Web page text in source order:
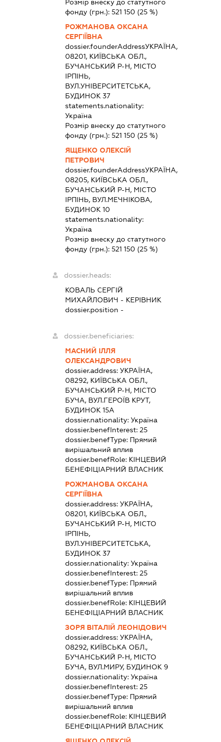
Розмір внеску до статутного
фонду (грн.): 521 150 (25 %)
РОЖМАНОВА ОКСАНА
СЕРГІЇВНА
dossier.founderAddressУКРАЇНА,
08201, КИЇВСЬКА ОБЛ.,
БУЧАНСЬКИЙ Р-Н, МІСТО
ІРПІНЬ,
ВУЛ.УНІВЕРСИТЕТСЬКА,
БУДИНОК 37
statements.nationality:
Україна
Розмір внеску до статутного
фонду (грн.): 521 150 (25 %)
ЯЩЕНКО ОЛЕКСІЙ
ПЕТРОВИЧ
dossier.founderAddressУКРАЇНА,
08205, КИЇВСЬКА ОБЛ.,
БУЧАНСЬКИЙ Р-Н, МІСТО
ІРПІНЬ, ВУЛ.МЕЧНІКОВА,
БУДИНОК 10
statements.nationality:
Україна
Розмір внеску до статутного
фонду (грн.): 521 150 (25 %)
dossier.heads:
КОВАЛЬ СЕРГІЙ
МИХАЙЛОВИЧ - КЕРІВНИК
dossier.position -
dossier.beneficiaries:
МАСНИЙ ІЛЛЯ
ОЛЕКСАНДРОВИЧ
dossier.address: УКРАЇНА,
08292, КИЇВСЬКА ОБЛ.,
БУЧАНСЬКИЙ Р-Н, МІСТО
БУЧА, ВУЛ.ГЕРОЇВ КРУТ,
БУДИНОК 15А
dossier.nationality: Україна
dossier.benefInterest: 25
dossier.benefType: Прямий
вирішальний вплив
dossier.benefRole: КІНЦЕВИЙ
БЕНЕФІЦІАРНИЙ ВЛАСНИК
РОЖМАНОВА ОКСАНА
СЕРГІЇВНА
dossier.address: УКРАЇНА,
08201, КИЇВСЬКА ОБЛ.,
БУЧАНСЬКИЙ Р-Н, МІСТО
ІРПІНЬ,
ВУЛ.УНІВЕРСИТЕТСЬКА,
БУДИНОК 37
dossier.nationality: Україна
dossier.benefInterest: 25
dossier.benefType: Прямий
вирішальний вплив
dossier.benefRole: КІНЦЕВИЙ
БЕНЕФІЦІАРНИЙ ВЛАСНИК
ЗОРЯ ВІТАЛІЙ ЛЕОНІДОВИЧ
dossier.address: УКРАЇНА,
08292, КИЇВСЬКА ОБЛ.,
БУЧАНСЬКИЙ Р-Н, МІСТО
БУЧА, ВУЛ.МИРУ, БУДИНОК 9
dossier.nationality: Україна
dossier.benefInterest: 25
dossier.benefType: Прямий
вирішальний вплив
dossier.benefRole: КІНЦЕВИЙ
БЕНЕФІЦІАРНИЙ ВЛАСНИК